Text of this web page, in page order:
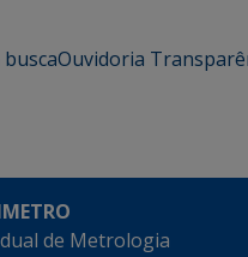
Ouvidoria
de Metrologia